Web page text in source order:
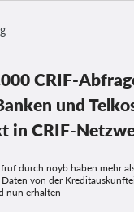
CRIF-
und
in CRIF-
durch noyb haben mehr
von der
nun erhalten